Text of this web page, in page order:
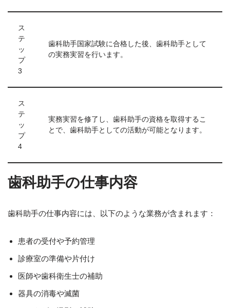
ス
テ
ッ
プ
3
歯科助手国家試験に合格した後、歯科助手として
の実務実習を行います。
ス
テ
ッ
プ
4
実務実習を修了し、歯科助手の資格を取得するこ
とで、歯科助手としての活動が可能となります。
歯科助手の仕事内容
歯科助手の仕事内容には、以下のような業務が含まれます：
患者の受付や予約管理
診療室の準備や片付け
医師や歯科衛生士の補助
器具の消毒や滅菌